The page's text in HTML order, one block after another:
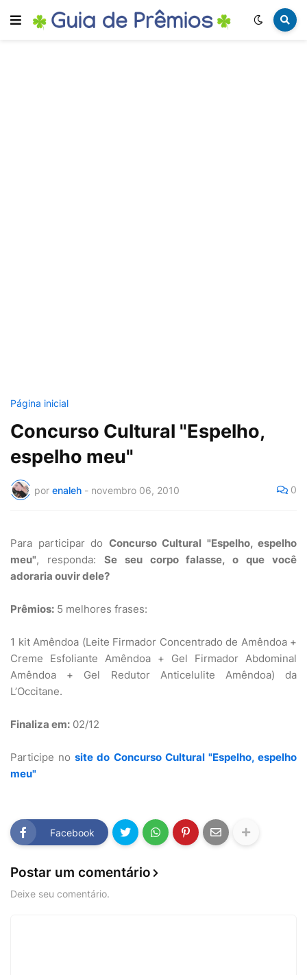
Página inicial
Concurso Cultural "Espelho,
espelho meu"
por enaleh - novembro 06, 2010 0
Para participar do Concurso Cultural "Espelho, espelho
meu", responda: Se seu corpo falasse, o que você
adoraria ouvir dele?
Prêmios: 5 melhores frases:
1 kit Amêndoa (Leite Firmador Concentrado de Amêndoa +
Creme Esfoliante Amêndoa + Gel Firmador Abdominal
Amêndoa + Gel Redutor Anticelulite Amêndoa) da
L’Occitane.
Finaliza em: 02/12
Participe nosite do Concurso Cultural "Espelho, espelho
meu"
Facebook
Postar um comentário
Deixe seu comentário.